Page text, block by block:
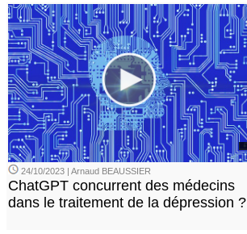
24/10/2023 | Arnaud BEAUSSIER
ChatGPT concurrent des médecins
dans le traitement de la dépression ?